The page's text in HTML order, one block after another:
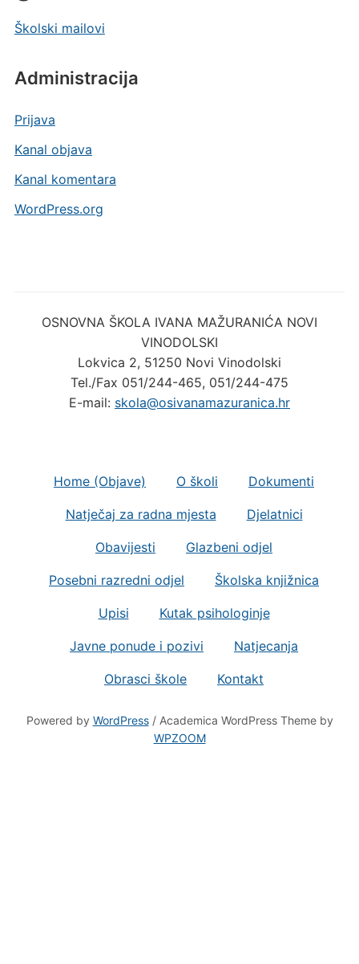
Školski mailovi
Administracija
Prijava
Kanal objava
Kanal komentara
WordPress.org
OSNOVNA ŠKOLA IVANA MAŽURANIĆA NOVI
VINODOLSKI
Lokvica 2, 51250 Novi Vinodolski
Tel./Fax 051/244-465, 051/244-475
E-mail: skola@osivanamazuranica.hr
Home (Objave) O školi Dokumenti
Natječaj za radna mjesta Djelatnici
Obavijesti Glazbeni odjel
Posebni razredni odjel Školska knjižnica
Upisi Kutak psihologinje
Javne ponude i pozivi Natjecanja
Obrasci škole Kontakt
Powered by WordPress
/ Academica WordPress Theme by
WPZOOM